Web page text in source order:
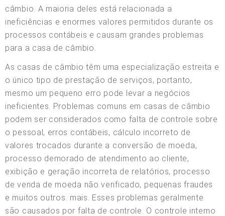
câmbio. A maioria deles está relacionada a
ineficiências e enormes valores permitidos durante os
processos contábeis e causam grandes problemas
para a casa de câmbio.
As casas de câmbio têm uma especialização estreita e
o único tipo de prestação de serviços, portanto,
mesmo um pequeno erro pode levar a negócios
ineficientes. Problemas comuns em casas de câmbio
podem ser considerados como falta de controle sobre
o pessoal, erros contábeis, cálculo incorreto de
valores trocados durante a conversão de moeda,
processo demorado de atendimento ao cliente,
exibição e geração incorreta de relatórios, processo
de venda de moeda não verificado, pequenas fraudes
e muitos outros. mais. Esses problemas geralmente
são causados por falta de controle. O controle interno